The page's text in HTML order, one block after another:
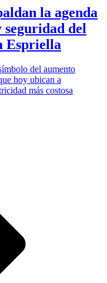
la agenda
seguridad del
Espriella